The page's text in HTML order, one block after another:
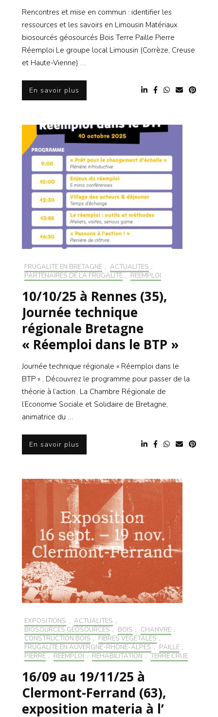
Rencontres et mise en commun : identifier les
ressources et les savoirs en Limousin Matériaux
biosourcés géosourcés Bois Terre Paille Pierre
Réemploi Le groupe local Limousin (Corrèze, Creuse
et Haute-Vienne) …
En savoir plus
FRUGALITÉ EN BRETAGNE , ACTUALITÉS ,
PARTENAIRES DE LA FRUGALITÉ , RÉEMPLOI
10/10/25 à Rennes (35),
Journée technique
régionale Bretagne
« Réemploi dans le BTP »
Journée technique régionale « Réemploi dans le
BTP » , Découvrez le programme pour passer de la
théorie à l’action . La Chambre Régionale de
l’Economie Sociale et Solidaire de Bretagne,
animatrice du …
En savoir plus
EXPOSITIONS , ACTUALITÉS ,
BIOSOURCÉS GÉOSOURCÉS , BOIS , CHANVRE ,
CONSTRUCTION BOIS , FIBRES VÉGÉTALES ,
FRUGALITÉ EN AUVERGNE-RHONE-ALPES , PAILLE ,
PIERRE , RÉEMPLOI , RÉHABILITATION , TERRE CRUE
16/09 au 19/11/25 à
Clermont-Ferrand (63),
exposition materia à l’